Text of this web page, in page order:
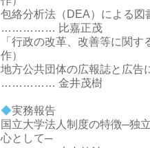
包絡分析法（DEA）による図
…………… 比嘉正茂
「行政の改革、改善等に関
作）
地方公共団体の広報誌と広告
…………… 金井茂樹
◆実務報告
国立大学法人制度の特徴─独
心として─